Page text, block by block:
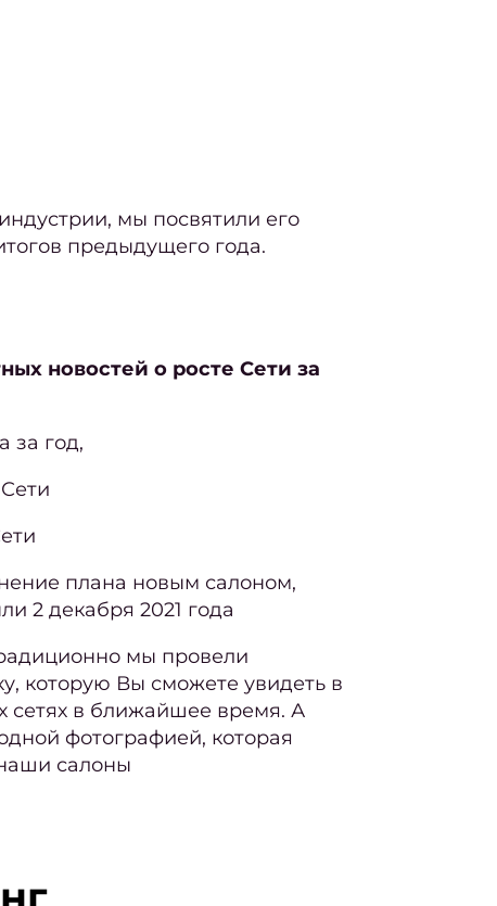
мы посвятили его
предыдущего года.
новостей о росте Сети за
за год,
плана новым салоном,
2 декабря 2021 года
мы провели
которую Вы сможете увидеть в
сетях в ближайшее время. А
фотографией, которая
салоны